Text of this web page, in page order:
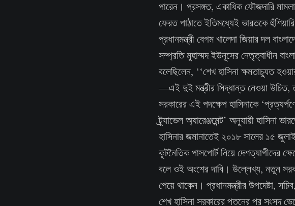
পারেন। প্রসঙ্গত, একাধিক ফৌজদারি
ফেরত পাঠাতে ইতিমধ্যেই ভারতকে
প্রধানমন্ত্রী বেগম খালেদা জিয়ার দল
সম্প্রতি মুহাম্মদ ইউনূসের নেতৃত্বাধীন
বলেছিলেন, ‘‘শেখ হাসিনা ক্ষমতাচ্যুত
—এই দুই মন্ত্রীর সিদ্ধান্ত নেওয়া উচিত,
সরকারের এই পদক্ষেপ হাসিনাকে
ট্র্যাভেল অ্যারেঞ্জমেন্ট’ অনুযায়ী হাসিনা
হাসিনার জমানাতেই ২০১৮ সালের ১৫
কূটনৈতিক পাসপোর্ট নিয়ে দেশত্যাগীদের
বলে ওই অংশের দাবি। উল্লেখ্য, নতুন
পেয়ে থাকেন। প্রধানমন্ত্রীর উপদেষ্টা,
শেখ হাসিনা সরকারের পতনের পর সংসদ